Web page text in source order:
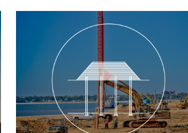
التصريف المائي العمودي